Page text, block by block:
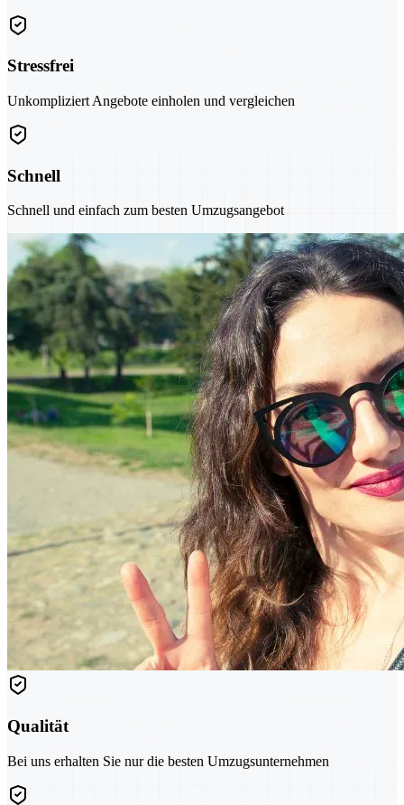
Stressfrei
Unkompliziert Angebote einholen und vergleichen
Schnell
Schnell und einfach zum besten Umzugsangebot
Qualität
Bei uns erhalten Sie nur die besten Umzugsunternehmen